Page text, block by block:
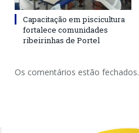
Capacitação em piscicultura
fortalece comunidades
ribeirinhas de Portel
Os comentários estão fechados.